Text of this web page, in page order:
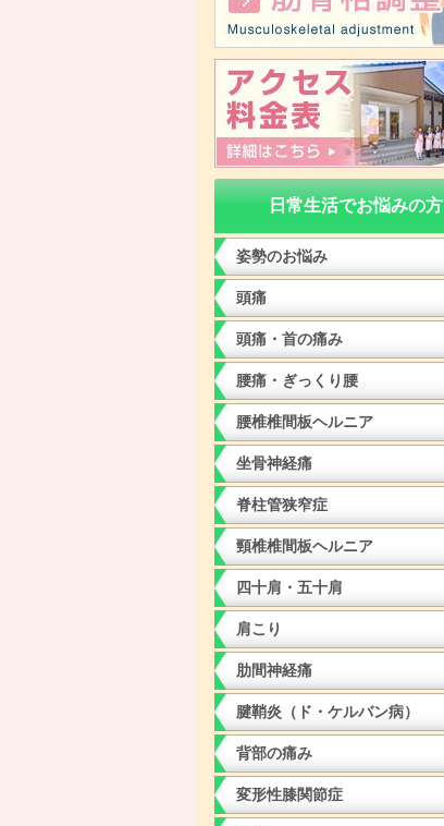
日常生活でお悩みの方
姿勢のお悩み
頭痛
頭痛・首の痛み
腰痛・ぎっくり腰
腰椎椎間板ヘルニア
坐骨神経痛
脊柱管狭窄症
頸椎椎間板ヘルニア
四十肩・五十肩
肩こり
肋間神経痛
腱鞘炎（ド・ケルバン病）
背部の痛み
変形性膝関節症